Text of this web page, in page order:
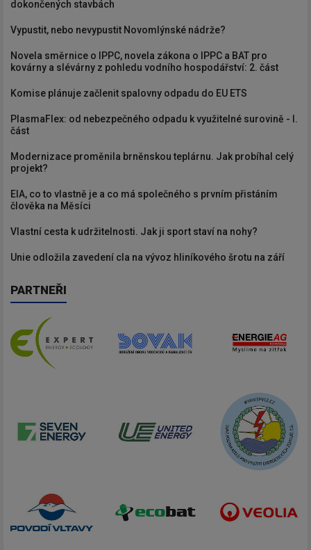
dokončených stavbách
Vypustit, nebo nevypustit Novomlýnské nádrže?
Novela směrnice o IPPC, novela zákona o IPPC a BAT pro
kovárny a slévárny z pohledu vodního hospodářství: 2. část
Komise plánuje začlenit spalovny odpadu do EU ETS
PlasmaFlex: od nebezpečného odpadu k využitelné surovině - I.
část
Modernizace proměnila brněnskou teplárnu. Jak probíhal celý
projekt?
EIA, co to vlastně je a co má společného s prvním přistáním
člověka na Měsíci
Vlastní cesta k udržitelnosti. Jak ji sport staví na nohy?
Unie odložila zavedení cla na vývoz hliníkového šrotu na září
PARTNEŘI